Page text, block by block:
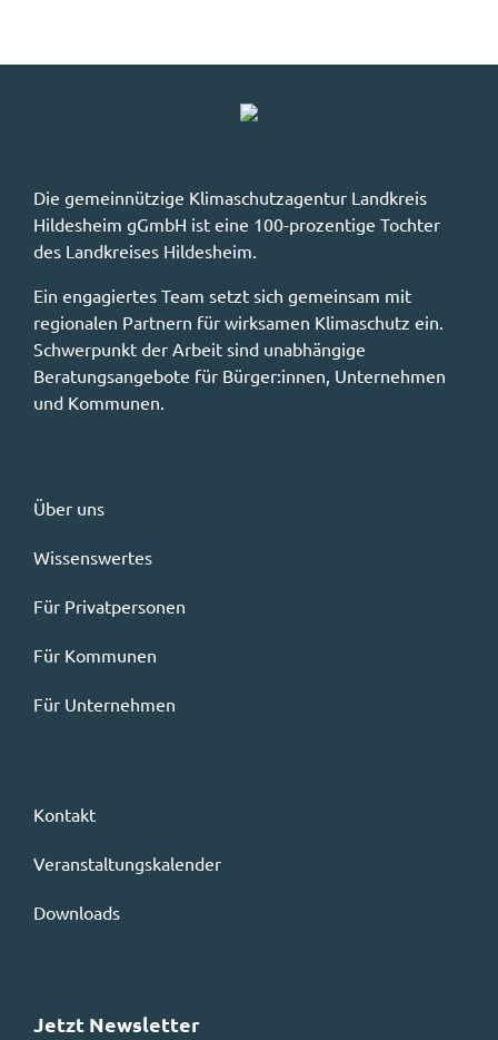
Die gemeinnützige Klimaschutzagentur Landkreis
Hildesheim gGmbH ist eine 100-prozentige Tochter
des Landkreises Hildesheim.
Ein engagiertes Team setzt sich gemeinsam mit
regionalen Partnern für wirksamen Klimaschutz ein.
Schwerpunkt der Arbeit sind unabhängige
Beratungsangebote für Bürger:innen, Unternehmen
und Kommunen.
Über uns
Wissenswertes
Für Privatpersonen
Für Kommunen
Für Unternehmen
Kontakt
Veranstaltungskalender
Downloads
Jetzt Newsletter